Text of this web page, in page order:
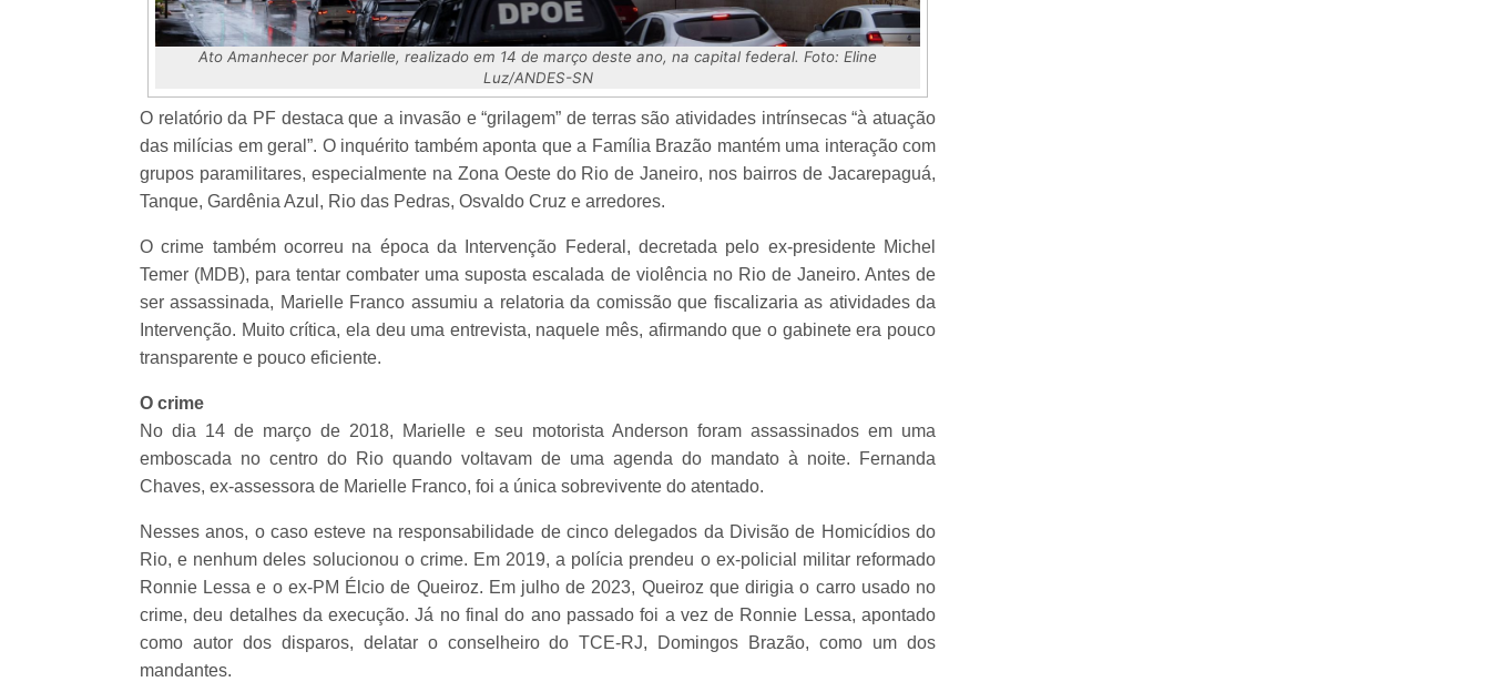
Ato Amanhecer por Marielle, realizado em 14 de março deste ano, na capital federal. Foto: Eline
Luz/ANDES-SN
O relatório da PF destaca que a invasão e “grilagem” de terras são atividades intrínsecas “à atuação
das milícias em geral”. O inquérito também aponta que a Família Brazão mantém uma interação com
grupos paramilitares, especialmente na Zona Oeste do Rio de Janeiro, nos bairros de Jacarepaguá,
Tanque, Gardênia Azul, Rio das Pedras, Osvaldo Cruz e arredores.
O crime também ocorreu na época da Intervenção Federal, decretada pelo ex-presidente Michel
Temer (MDB), para tentar combater uma suposta escalada de violência no Rio de Janeiro. Antes de
ser assassinada, Marielle Franco assumiu a relatoria da comissão que fiscalizaria as atividades da
Intervenção. Muito crítica, ela deu uma entrevista, naquele mês, afirmando que o gabinete era pouco
transparente e pouco eficiente.
O crime
No dia 14 de março de 2018, Marielle e seu motorista Anderson foram assassinados em uma
emboscada no centro do Rio quando voltavam de uma agenda do mandato à noite. Fernanda
Chaves, ex-assessora de Marielle Franco, foi a única sobrevivente do atentado.
Nesses anos, o caso esteve na responsabilidade de cinco delegados da Divisão de Homicídios do
Rio, e nenhum deles solucionou o crime. Em 2019, a polícia prendeu o ex-policial militar reformado
Ronnie Lessa e o ex-PM Élcio de Queiroz. Em julho de 2023, Queiroz que dirigia o carro usado no
crime, deu detalhes da execução. Já no final do ano passado foi a vez de Ronnie Lessa, apontado
como autor dos disparos, delatar o conselheiro do TCE-RJ, Domingos Brazão, como um dos
mandantes.